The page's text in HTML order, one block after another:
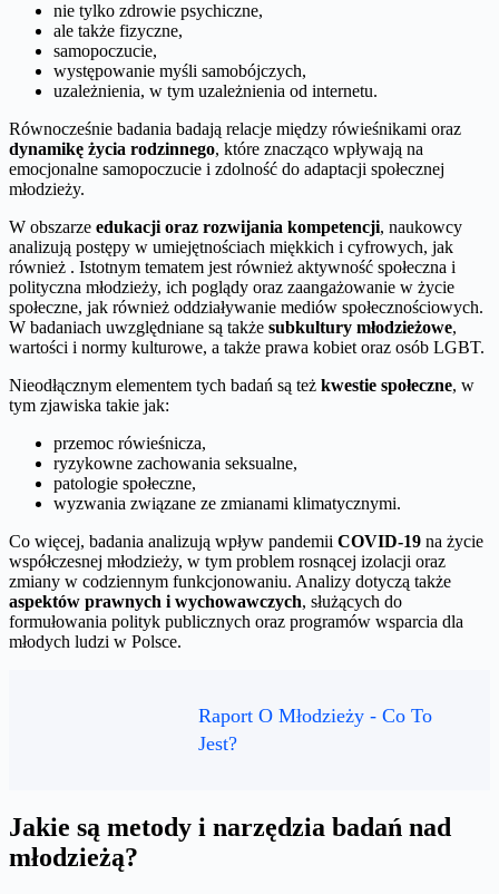
nie tylko zdrowie psychiczne,
ale także fizyczne,
samopoczucie,
występowanie myśli samobójczych,
uzależnienia, w tym uzależnienia od internetu.
Równocześnie badania badają relacje między rówieśnikami oraz
dynamikę życia rodzinnego, które znacząco wpływają na
emocjonalne samopoczucie i zdolność do adaptacji społecznej
młodzieży.
W obszarze edukacji oraz rozwijania kompetencji, naukowcy
analizują postępy w umiejętnościach miękkich i cyfrowych, jak
również . Istotnym tematem jest również aktywność społeczna i
polityczna młodzieży, ich poglądy oraz zaangażowanie w życie
społeczne, jak również oddziaływanie mediów społecznościowych.
W badaniach uwzględniane są także subkultury młodzieżowe,
wartości i normy kulturowe, a także prawa kobiet oraz osób LGBT.
Nieodłącznym elementem tych badań są też kwestie społeczne, w
tym zjawiska takie jak:
przemoc rówieśnicza,
ryzykowne zachowania seksualne,
patologie społeczne,
wyzwania związane ze zmianami klimatycznymi.
Co więcej, badania analizują wpływ pandemii COVID-19 na życie
współczesnej młodzieży, w tym problem rosnącej izolacji oraz
zmiany w codziennym funkcjonowaniu. Analizy dotyczą także
aspektów prawnych i wychowawczych, służących do
formułowania polityk publicznych oraz programów wsparcia dla
młodych ludzi w Polsce.
Raport O Młodzieży - Co To
Jest?
Jakie są metody i narzędzia badań nad
młodzieżą?